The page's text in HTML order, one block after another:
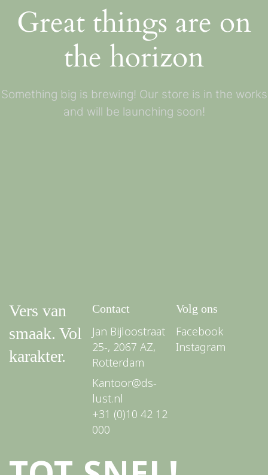
Great things are on
the horizon
Something big is brewing! Our store is in the works
and will be launching soon!
Vers van
smaak. Vol
karakter.
Contact
Jan Bijloostraat
25-, 2067 AZ,
Rotterdam
Kantoor@ds-
lust.nl
+31 (0)10 42 12
000
Volg ons
Facebook
Instagram